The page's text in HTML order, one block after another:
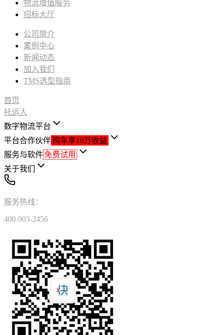
物流增值服务
招标大厅
公司简介
案例中心
新闻动态
加入我们
TMS选型指南
首页
托运人
数字物流平台
平台合作伙伴 购车享10万收益
服务与软件 免费试用
关于我们
服务热线：
400-903-2456